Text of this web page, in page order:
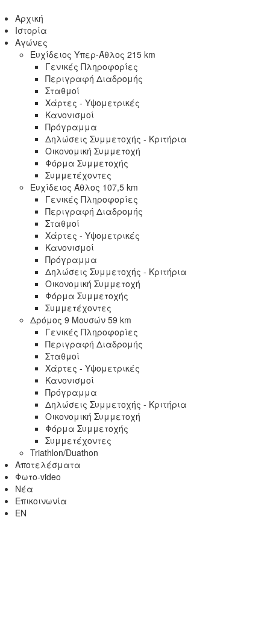
Αρχική
Ιστορία
Αγώνες
Ευχίδειος Υπερ-Άθλος 215 km
Γενικές Πληροφορίες
Περιγραφή Διαδρομής
Σταθμοί
Χάρτες - Υψομετρικές
Κανονισμοί
Πρόγραμμα
Δηλώσεις Συμμετοχής - Κριτήρια
Οικονομική Συμμετοχή
Φόρμα Συμμετοχής
Συμμετέχοντες
Ευχίδειος Άθλος 107,5 km
Γενικές Πληροφορίες
Περιγραφή Διαδρομής
Σταθμοί
Χάρτες - Υψομετρικές
Κανονισμοί
Πρόγραμμα
Δηλώσεις Συμμετοχής - Κριτήρια
Οικονομική Συμμετοχή
Φόρμα Συμμετοχής
Συμμετέχοντες
Δρόμος 9 Μουσών 59 km
Γενικές Πληροφορίες
Περιγραφή Διαδρομής
Σταθμοί
Χάρτες - Υψομετρικές
Κανονισμοί
Πρόγραμμα
Δηλώσεις Συμμετοχής - Κριτήρια
Οικονομική Συμμετοχή
Φόρμα Συμμετοχής
Συμμετέχοντες
Triathlon/Duathon
Αποτελέσματα
Φωτο-video
Νέα
Επικοινωνία
EN